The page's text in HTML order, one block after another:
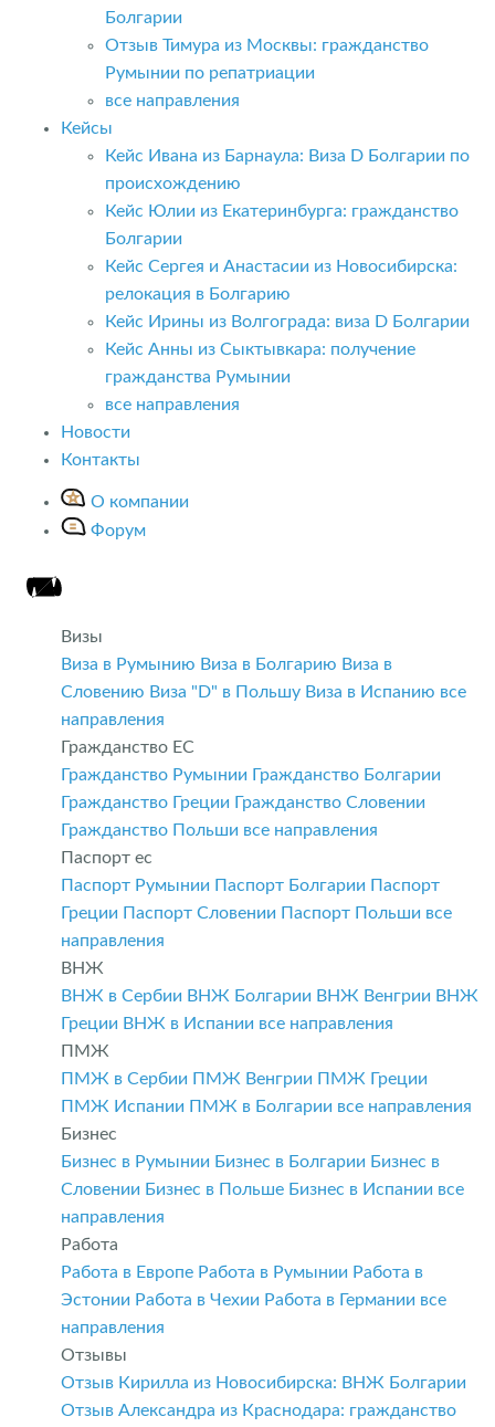
Болгарии
Отзыв Тимура из Москвы: гражданство
Румынии по репатриации
все направления
Кейсы
Кейс Ивана из Барнаула: Виза D Болгарии по
происхождению
Кейс Юлии из Екатеринбурга: гражданство
Болгарии
Кейс Сергея и Анастасии из Новосибирска:
релокация в Болгарию
Кейс Ирины из Волгограда: виза D Болгарии
Кейс Анны из Сыктывкара: получение
гражданства Румынии
все направления
Новости
Контакты
О компании
Форум
Визы
Виза в Румынию Виза в Болгарию Виза в
Словению Виза "D" в Польшу Виза в Испанию все
направления
Гражданство ЕС
Гражданство Румынии Гражданство Болгарии
Гражданство Греции Гражданство Словении
Гражданство Польши все направления
Паспорт ес
Паспорт Румынии Паспорт Болгарии Паспорт
Греции Паспорт Словении Паспорт Польши все
направления
ВНЖ
ВНЖ в Сербии ВНЖ Болгарии ВНЖ Венгрии ВНЖ
Греции ВНЖ в Испании все направления
ПМЖ
ПМЖ в Сербии ПМЖ Венгрии ПМЖ Греции
ПМЖ Испании ПМЖ в Болгарии все направления
Бизнес
Бизнес в Румынии Бизнес в Болгарии Бизнес в
Словении Бизнес в Польше Бизнес в Испании все
направления
Работа
Работа в Европе Работа в Румынии Работа в
Эстонии Работа в Чехии Работа в Германии все
направления
Отзывы
Отзыв Кирилла из Новосибирска: ВНЖ Болгарии
Отзыв Александра из Краснодара: гражданство